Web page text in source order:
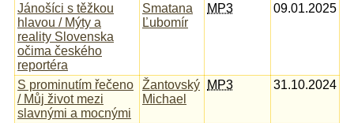
Jánošíci s těžkou
hlavou / Mýty a
reality Slovenska
očima českého
reportéra
Smatana
Ľubomír
MP3 09.01.2025
S prominutím řečeno
/ Můj život mezi
slavnými a mocnými
Žantovský
Michael
MP3 31.10.2024